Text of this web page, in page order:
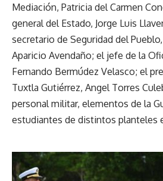
Mediación, Patricia del Carmen
general del Estado, Jorge Luis
secretario de Seguridad del
Aparicio Avendaño; el jefe de la
Fernando Bermúdez Velasco; el
Tuxtla Gutiérrez, Angel Torres
personal militar, elementos de la
estudiantes de distintos planteles